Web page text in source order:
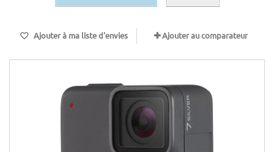
Ajouter à ma liste d'envies Ajouter au comparateur